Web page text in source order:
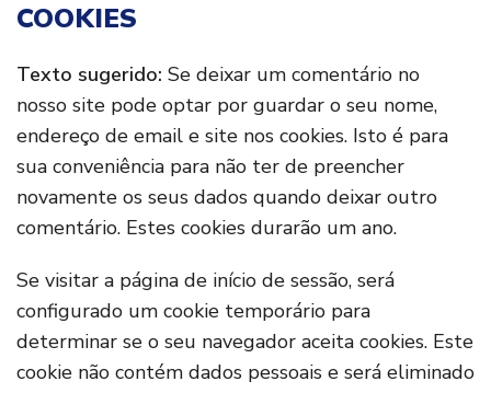
COOKIES
Texto sugerido: Se deixar um comentário no
nosso site pode optar por guardar o seu nome,
endereço de email e site nos cookies. Isto é para
sua conveniência para não ter de preencher
novamente os seus dados quando deixar outro
comentário. Estes cookies durarão um ano.
Se visitar a página de início de sessão, será
configurado um cookie temporário para
determinar se o seu navegador aceita cookies. Este
cookie não contém dados pessoais e será eliminado